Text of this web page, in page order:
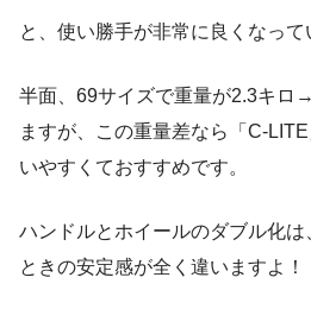
と、使い勝手が非常に良くなって
半面、69サイズで重量が2.3キロ
ますが、この重量差なら「C-
いやすくておすすめです。
ハンドルとホイールのダブル化
ときの安定感が全く違いますよ！